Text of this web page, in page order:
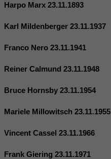
Harpo Marx 23.11.1893
Karl Mildenberger 23.11.1937
Franco Nero 23.11.1941
Reiner Calmund 23.11.1948
Bruce Hornsby 23.11.1954
Mariele Millowitsch 23.11.1955
Vincent Cassel 23.11.1966
Frank Giering 23.11.1971